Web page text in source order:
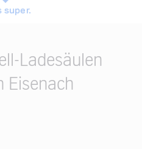
super.
Ladesäulen
Eisenach